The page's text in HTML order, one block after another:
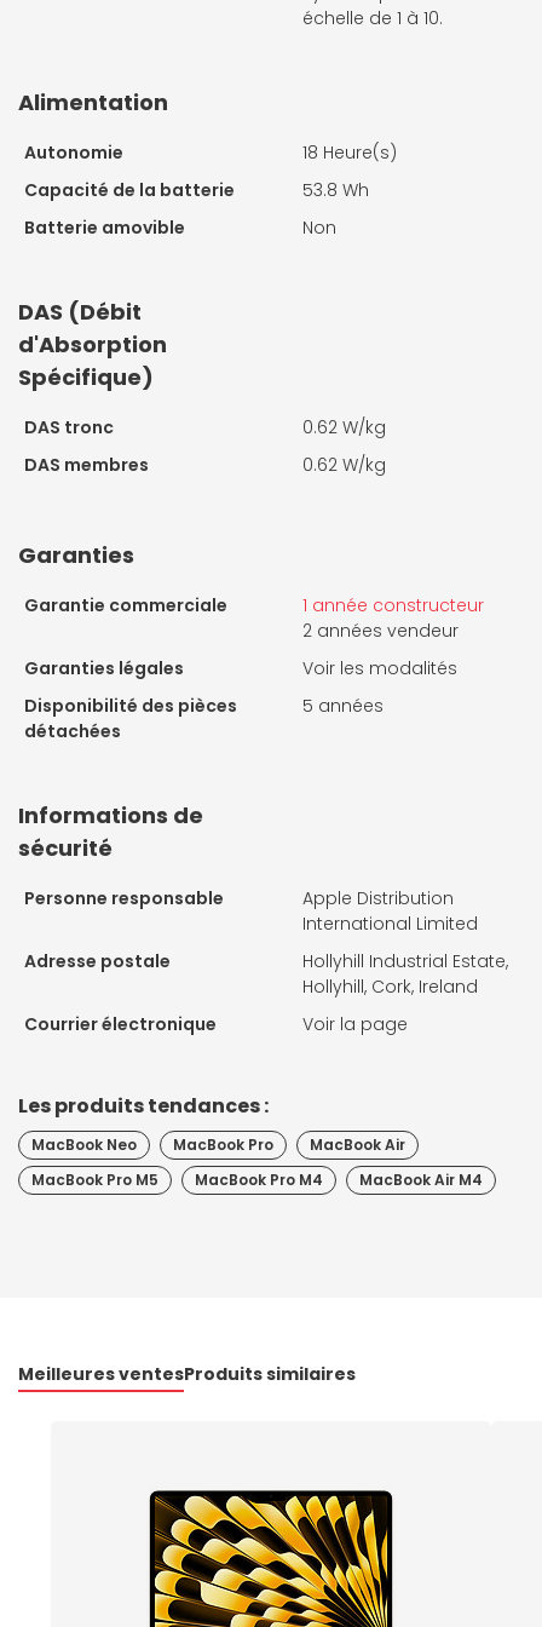
échelle de 1 à 10.
Alimentation
Autonomie
18 Heure(s)
Capacité de la batterie
53.8 Wh
Batterie amovible
Non
DAS (Débit
d'Absorption
Spécifique)
DAS tronc
0.62 W/kg
DAS membres
0.62 W/kg
Garanties
Garantie commerciale
1 année constructeur
2 années vendeur
Garanties légales
Voir les modalités
Disponibilité des pièces
détachées
5 années
Informations de
sécurité
Personne responsable
Apple Distribution
International Limited
Adresse postale
Hollyhill Industrial Estate,
Hollyhill, Cork, Ireland
Courrier électronique
Voir la page
Les produits tendances :
MacBook Neo MacBook Pro
MacBook Air
MacBook Pro M5
MacBook Pro M4 MacBook Air M4
Meilleures ventesProduits similaires